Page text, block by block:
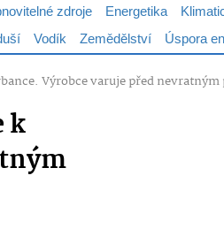
zdroje Energetika
Vodík Zemědělství Úspora
Výrobce varuje před
k